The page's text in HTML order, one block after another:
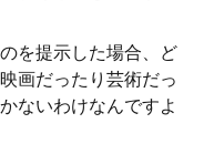
を提示した場合、ど
画だったり芸術だっ
ないわけなんですよ